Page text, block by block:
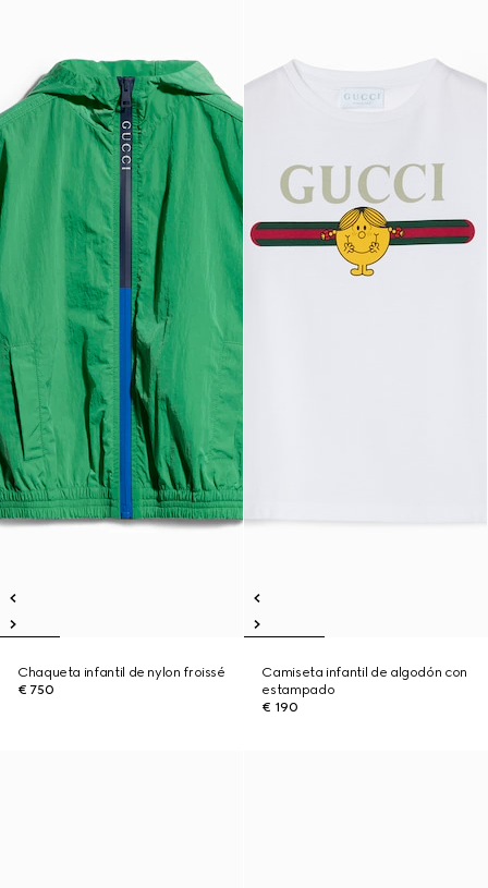
Chaqueta infantil de nylon froissé
€ 750
Camiseta infantil de algodón con
estampado
€ 190